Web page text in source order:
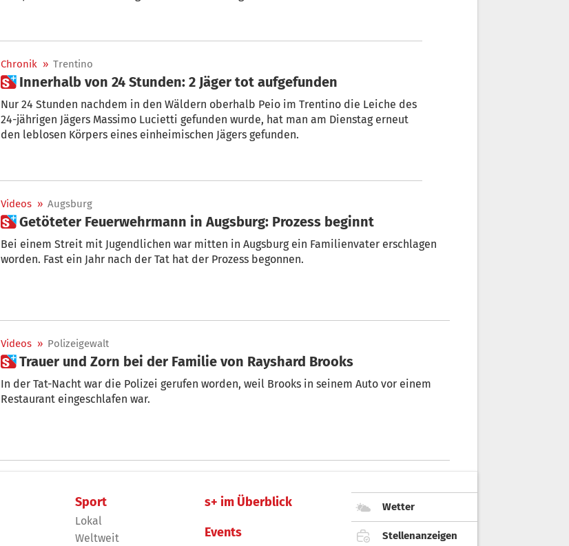
Chronik » Trentino
 Innerhalb von 24 Stunden: 2 Jäger tot aufgefunden
Nur 24 Stunden nachdem in den Wäldern oberhalb Peio im Trentino die Leiche des
24-jährigen Jägers Massimo Lucietti gefunden wurde, hat man am Dienstag erneut
den leblosen Körpers eines einheimischen Jägers gefunden.
Videos » Augsburg
 Getöteter Feuerwehrmann in Augsburg: Prozess beginnt
Bei einem Streit mit Jugendlichen war mitten in Augsburg ein Familienvater erschlagen
worden. Fast ein Jahr nach der Tat hat der Prozess begonnen.
Videos » Polizeigewalt
 Trauer und Zorn bei der Familie von Rayshard Brooks
In der Tat-Nacht war die Polizei gerufen worden, weil Brooks in seinem Auto vor einem
Restaurant eingeschlafen war.
Sport
Lokal
Weltweit
s+ im Überblick
Events
Wetter
Stellenanzeigen